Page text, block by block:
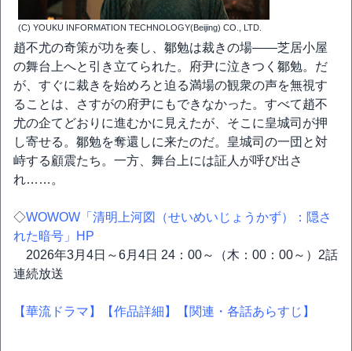
(C) YOUKU INFORMATION TECHNOLOGY(Beijing) CO., LTD.
趙不尤の奇策が功を奏し、鄒勉は裁きの場――芝居小屋
の舞台上へと引き立てられた。府尹に泣きつく鄒勉。だ
が、すぐに裁きを始めろと迫る満場の観衆の声を無視す
ることは、さすがの府尹にもできなかった。すべて趙不
尤の企てどおりに進むかに見えたが、そこに皇城司が押
し寄せる。鄒勉を奪還しに来たのだ。皇城司の一団と対
峙する顧震たち。一方、舞台上には証人が呼び出さ
れ……。
◇WOWOW「清明上河図（せいめいじょうかず）：隠さ
れた暗号」HP
2026年3月4日～6月4日 24：00～（木：00：00～）2話
連続放送
【華流ドラマ】 【作品詳細】 【関連・各話あらすじ】